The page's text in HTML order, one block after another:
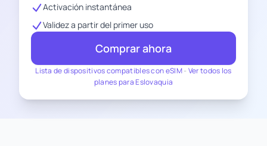
Lista de dispositivos compatibles con eSIM- Ver todos los
planes para Eslovaquia
Activación instantánea
Validez a partir del primer uso
Comprar ahora